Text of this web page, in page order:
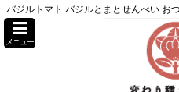
バジルトマト バジルとまとせんべい お
メニュー